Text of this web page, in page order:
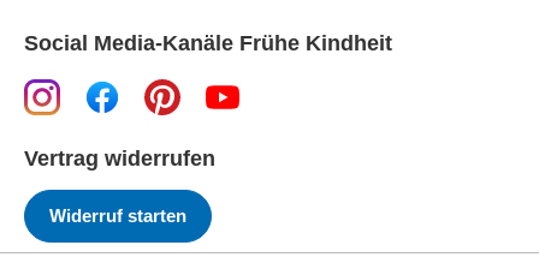
Social Media-Kanäle Frühe Kindheit
Vertrag widerrufen
Widerruf starten